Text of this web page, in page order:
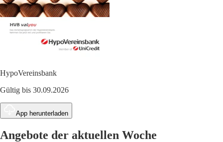
HypoVereinsbank
Gültig bis 30.09.2026
App herunterladen
Angebote der aktuellen Woche